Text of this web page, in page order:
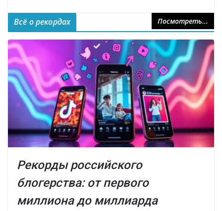
Всё о рекордах Посмотреть...
Рекорды российского
блогерства: от первого
миллиона до миллиарда